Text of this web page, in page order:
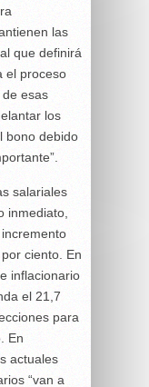
las
que definirá
el proceso
esas
los
bono debido
salariales
inmediato,
ciento. En
inflacionario
el 21,7
para
En
actuales
“van a